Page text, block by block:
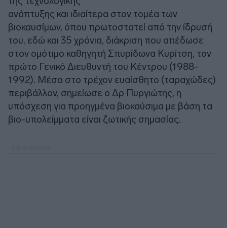
ανάπτυξης και ιδιαίτερα στον τομέα των
βιοκαυσίμων, όπου πρωτοστατεί από την ίδρυσή
του, εδώ και 35 χρόνια, διάκριση που απέδωσε
στον ομότιμο καθηγητή Σπυρίδωνα Κυρίτση, τον
πρώτο Γενικό Διευθυντή του Κέντρου (1988-
1992). Μέσα στο τρέχον ευαίσθητο (ταραχώδες)
περιβάλλον, σημείωσε ο Δρ Πυργιώτης, η
υπόσχεση για προηγμένα βιοκαύσιμα με βάση τα
βιο-υπολείμματα είναι ζωτικής σημασίας.